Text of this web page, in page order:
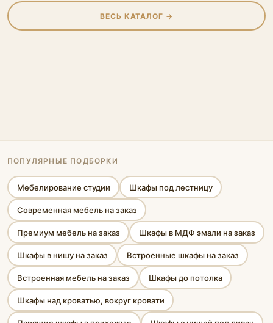
ВЕСЬ КАТАЛОГ →
Шкафы Шкафы-купе
ПОПУЛЯРНЫЕ ПОДБОРКИ
Мебелирование студии Шкафы под лестницу
Современная мебель на заказ
Премиум мебель на заказ Шкафы в МДФ эмали на заказ
Шкафы в нишу на заказ Встроенные шкафы на заказ
Встроенная мебель на заказ Шкафы до потолка
Шкафы над кроватью, вокруг кровати